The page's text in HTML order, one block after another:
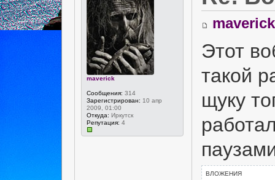
maverick
Сообщения: 314
Зарегистрирован: 10 апр
2009, 01:00
Откуда: Иркутск
Репутация: 4
maverick
Этот
такой
щуку
ВЛОЖЕНИЯ